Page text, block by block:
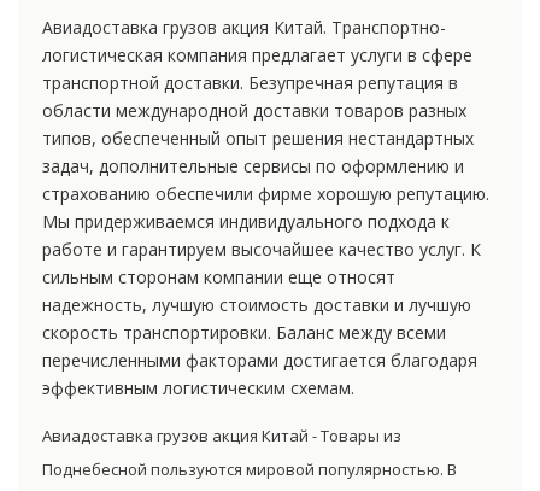
Авиадоставка грузов акция Китай. Транспортно-
логистическая компания предлагает услуги в сфере
транспортной доставки. Безупречная репутация в
области международной доставки товаров разных
типов, обеспеченный опыт решения нестандартных
задач, дополнительные сервисы по оформлению и
страхованию обеспечили фирме хорошую репутацию.
Мы придерживаемся индивидуального подхода к
работе и гарантируем высочайшее качество услуг. К
сильным сторонам компании еще относят
надежность, лучшую стоимость доставки и лучшую
скорость транспортировки. Баланс между всеми
перечисленными факторами достигается благодаря
эффективным логистическим схемам.
Авиадоставка грузов акция Китай - Товары из
Поднебесной пользуются мировой популярностью. В